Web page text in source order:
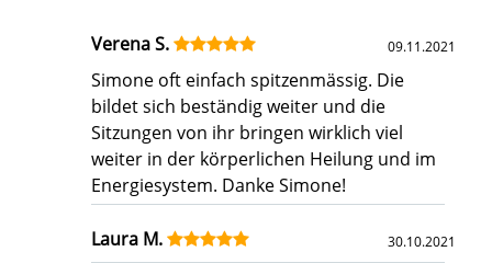
Verena S. 09.11.2021
Simone oft einfach spitzenmässig. Die
bildet sich beständig weiter und die
Sitzungen von ihr bringen wirklich viel
weiter in der körperlichen Heilung und im
Energiesystem. Danke Simone!
Laura M. 30.10.2021